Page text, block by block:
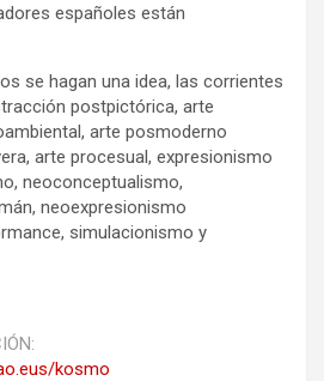
españoles están
se hagan una idea, las corrientes
postpictórica, arte
arte posmoderno
arte procesual, expresionismo
neoconceptualismo,
neoexpresionismo
simulacionismo y
kosmo